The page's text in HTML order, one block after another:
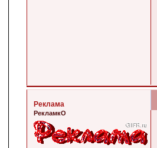
Реклама
РекламкО